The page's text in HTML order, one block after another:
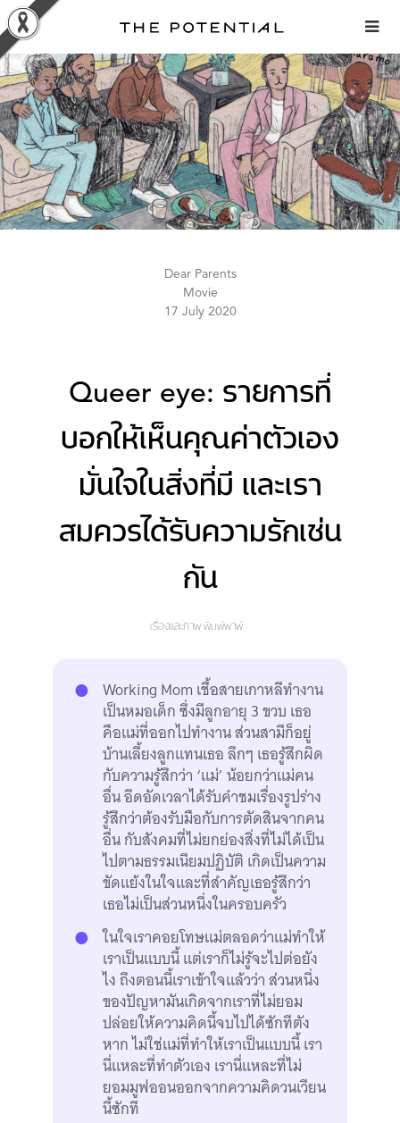
Skip
to
content
Dear Parents
Movie
17 July 2020
Queer eye: รายการที่
บอกให้เห็นคุณค่าตัวเอง
มั่นใจในสิ่งที่มี และเรา
สมควรได้รับความรักเช่น
กัน
เรื่องและภาพ พิมพ์พาพ์
Working Mom เชื้อสายเกาหลีทำงาน
เป็นหมอเด็ก ซึ่งมีลูกอายุ 3 ขวบ เธอ
คือแม่ที่ออกไปทำงาน ส่วนสามีก็อยู่
บ้านเลี้ยงลูกแทนเธอ ลึกๆ เธอรู้สึกผิด
กับความรู้สึกว่า ‘แม่’ น้อยกว่าแม่คน
อื่น อึดอัดเวลาได้รับคำชมเรื่องรูปร่าง
รู้สึกว่าต้องรับมือกับการตัดสินจากคน
อื่น กับสังคมที่ไม่ยกย่องสิ่งที่ไม่ได้เป็น
ไปตามธรรมเนียมปฏิบัติ เกิดเป็นความ
ขัดแย้งในใจและที่สำคัญเธอรู้สึกว่า
เธอไม่เป็นส่วนหนึ่งในครอบครัว
ในใจเราคอยโทษแม่ตลอดว่าแม่ทำให้
เราเป็นแบบนี้ แต่เราก็ไม่รู้จะไปต่อยัง
ไง ถึงตอนนี้เราเข้าใจแล้วว่า ส่วนหนึ่ง
ของปัญหามันเกิดจากเราที่ไม่ยอม
ปล่อยให้ความคิดนี้จบไปได้ซักทีตัง
หาก ไม่ใช่แม่ที่ทำให้เราเป็นแบบนี้ เรา
นี่แหละที่ทำตัวเอง เรานี่แหละที่ไม่
ยอมมูฟออนออกจากความคิดวนเวียน
นี้ซักที